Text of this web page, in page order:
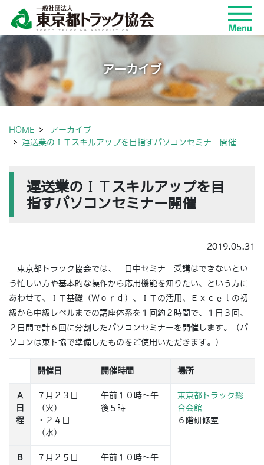
アーカイブ
HOME
アーカイブ
運送業のＩＴスキルアップを目指すパソコンセミナー開催
運送業のＩＴスキルアップを目
指すパソコンセミナー開催
2019.05.31
東京都トラック協会では、一日中セミナー受講はできないとい
う忙しい方や基本的な操作から応用機能を知りたい、という方に
あわせて、ＩＴ基礎（Ｗｏｒｄ）、ＩＴの活用、Ｅｘｃｅｌの初
級から中級レベルまでの講座体系を１回約２時間で、１日３回、
２日間で計６回に分割したパソコンセミナーを開催します。（パ
ソコンは東ト協で準備したものをご使用いただきます。）
開催日 開催時間 場所
Ａ
日
程
７月２３日
（火）
・２４日
（水）
午前１０時～午
後５時
東京都トラック総
合会館
６階研修室
Ｂ
７月２５日
午前１０時～午